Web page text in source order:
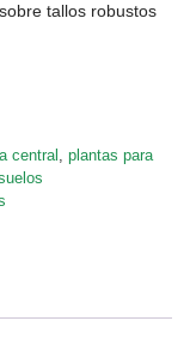
tallos robustos
central , plantas para